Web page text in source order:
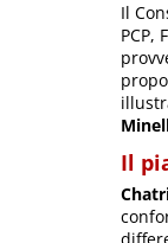
Il
PCP,
Il